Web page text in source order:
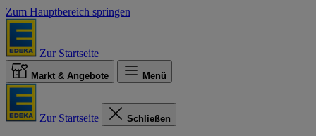
Zum Hauptbereich springen
Zur Startseite
Markt & Angebote Menü
Zur Startseite Schließen